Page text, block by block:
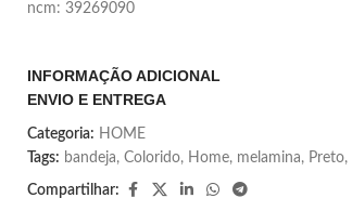
ncm: 39269090
INFORMAÇÃO ADICIONAL
ENVIO E ENTREGA
Categoria: HOME
Tags: bandeja, Colorido, Home, melamina, Preto,
Compartilhar: